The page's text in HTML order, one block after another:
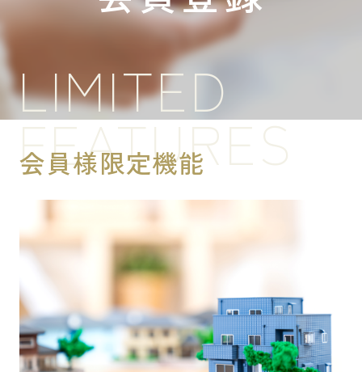
会員様限定機能
LIMITED
FEATURES